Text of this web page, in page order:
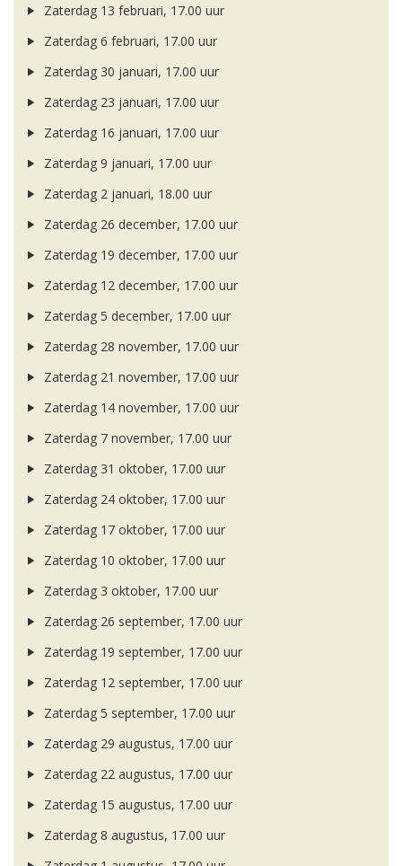
Zaterdag 13 februari, 17.00 uur
Zaterdag 6 februari, 17.00 uur
Zaterdag 30 januari, 17.00 uur
Zaterdag 23 januari, 17.00 uur
Zaterdag 16 januari, 17.00 uur
Zaterdag 9 januari, 17.00 uur
Zaterdag 2 januari, 18.00 uur
Zaterdag 26 december, 17.00 uur
Zaterdag 19 december, 17.00 uur
Zaterdag 12 december, 17.00 uur
Zaterdag 5 december, 17.00 uur
Zaterdag 28 november, 17.00 uur
Zaterdag 21 november, 17.00 uur
Zaterdag 14 november, 17.00 uur
Zaterdag 7 november, 17.00 uur
Zaterdag 31 oktober, 17.00 uur
Zaterdag 24 oktober, 17.00 uur
Zaterdag 17 oktober, 17.00 uur
Zaterdag 10 oktober, 17.00 uur
Zaterdag 3 oktober, 17.00 uur
Zaterdag 26 september, 17.00 uur
Zaterdag 19 september, 17.00 uur
Zaterdag 12 september, 17.00 uur
Zaterdag 5 september, 17.00 uur
Zaterdag 29 augustus, 17.00 uur
Zaterdag 22 augustus, 17.00 uur
Zaterdag 15 augustus, 17.00 uur
Zaterdag 8 augustus, 17.00 uur